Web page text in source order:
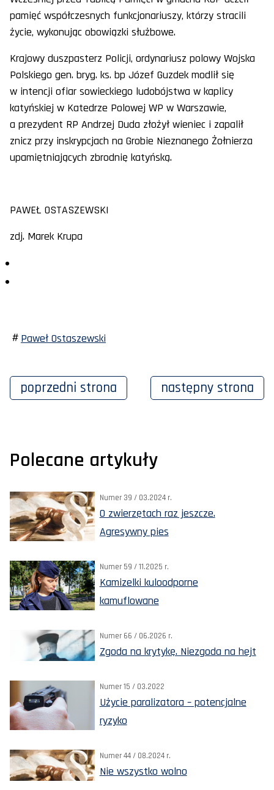
pamięć współczesnych funkcjonariuszy, którzy stracili
życie, wykonując obowiązki służbowe.
Krajowy duszpasterz Policji, ordynariusz polowy Wojska
Polskiego gen. bryg. ks. bp Józef Guzdek modlił się
w intencji ofiar sowieckiego ludobójstwa w kaplicy
katyńskiej w Katedrze Polowej WP w Warszawie,
a prezydent RP Andrzej Duda złożył wieniec i zapalił
znicz przy inskrypcjach na Grobie Nieznanego Żołnierza
upamiętniających zbrodnię katyńską.
PAWEŁ OSTASZEWSKI
zdj. Marek Krupa
Paweł Ostaszewski
poprzedni strona następny strona
Polecane artykuły
Numer 39 / 03.2024 r.
O zwierzętach raz jeszcze.
Agresywny pies
Numer 59 / 11.2025 r.
Kamizelki kuloodporne
kamuflowane
Numer 66 / 06.2026 r.
Zgoda na krytykę. Niezgoda na hejt
Numer 15 / 03.2022
Użycie paralizatora – potencjalne
ryzyko
Numer 44 / 08.2024 r.
Nie wszystko wolno